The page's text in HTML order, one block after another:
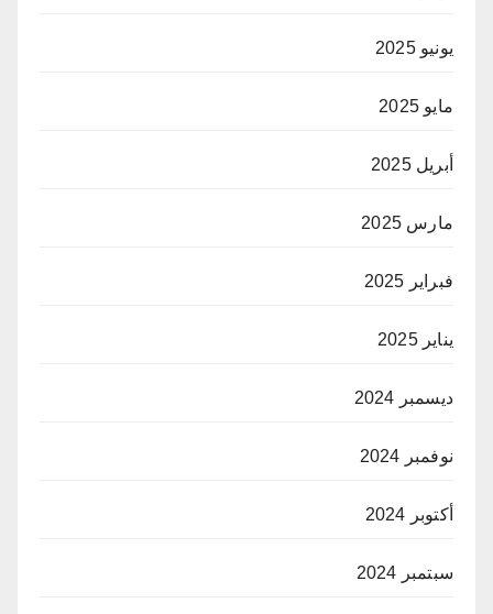
يونيو 2025
مايو 2025
أبريل 2025
مارس 2025
فبراير 2025
يناير 2025
ديسمبر 2024
نوفمبر 2024
أكتوبر 2024
سبتمبر 2024